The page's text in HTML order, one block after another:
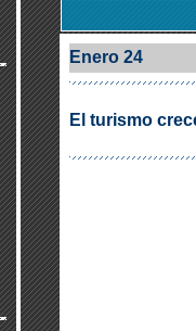
Enero 24
El turismo